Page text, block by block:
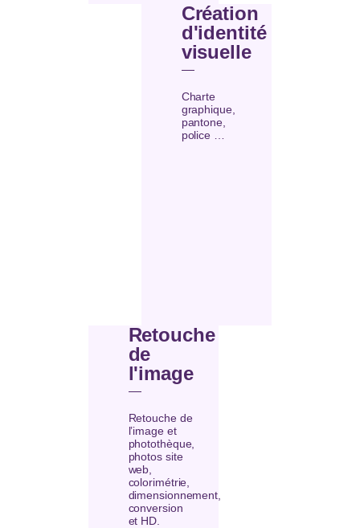
Création
d'identité
visuelle
Charte
graphique,
pantone,
police …
Retouche
de
l'image
Retouche de
l’image et
photothèque,
photos site
web,
colorimétrie,
dimensionnement,
conversion
et HD.